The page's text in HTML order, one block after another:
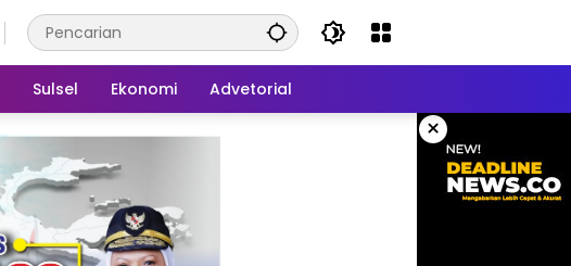
Sulsel Ekonomi Advetorial
×